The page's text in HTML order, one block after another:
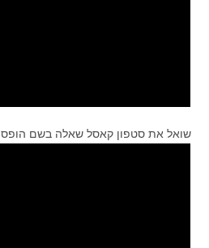
שואל את סטפון קאסל שאלה בשם הופס